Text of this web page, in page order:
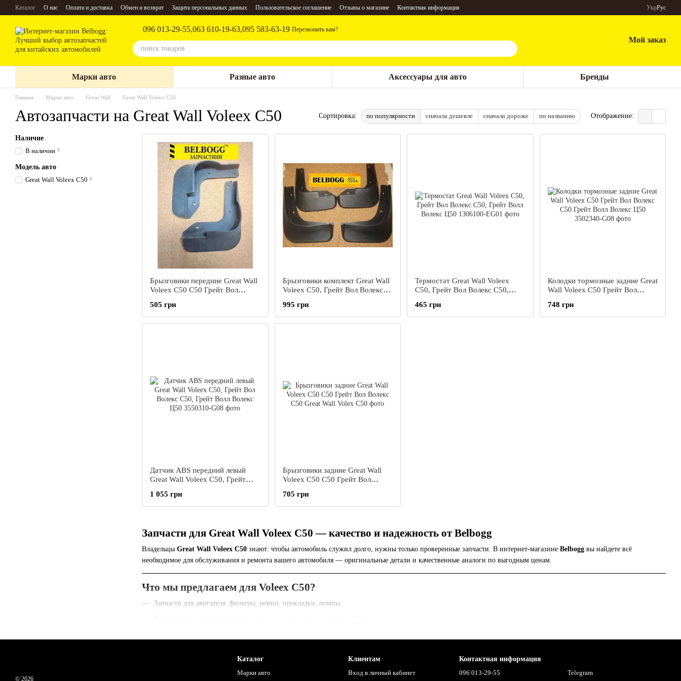
Перейти к основному контенту
Каталог О нас Оплата и доставка Обмен и возврат Защита персональных данных Пользовательское соглашение Отзывы о магазине Контактная информация УкрРус
096 013-29-55,063 610-19-63,095 583-63-19 Перезвонить вам?
Мой заказ
Марки авто Разные авто Аксессуары для авто Бренды
Главная Марки авто Great Wall Great Wall Voleex C50
Автозапчасти на Great Wall Voleex C50 Сортировка: по популярности сначала дешевле сначала дороже по названию Отображение:
Запчасти для Great Wall Voleex C50 — качество и надежность от Belbogg
Владельцы Great Wall Voleex C50 знают: чтобы автомобиль служил долго, нужны только проверенные запчасти. В интернет-магазине Belbogg вы найдете всё
необходимое для обслуживания и ремонта вашего автомобиля — оригинальные детали и качественные аналоги по выгодным ценам.
Что мы предлагаем для Voleex C50?
Запчасти для двигателя: фильтры, ремни, прокладки, помпы
Брызговики передние Great Wall
Voleex C50 C50 Грейт Вол
505 грн
Брызговики комплект Great Wall
Voleex C50, Грейт Вол Волекс
995 грн
Термостат Great Wall Voleex
C50, Грейт Вол Волекс С50,
465 грн
Колодки тормозные задние Great
Wall Voleex C50 Грейт Вол
Ц50
748 грн
Датчик ABS передний левый
Great Wall Voleex C50, Грейт
Волекс Ц50
1 055 грн
Брызговики задние Great Wall
Voleex C50 C50 Грейт Вол
705 грн
Наличие
В наличии 6
Модель авто
Great Wall Voleex C50 6
© 2026
Каталог
Марки авто
Клиентам
Вход в личный кабинет
Контактная информация
096 013-29-55
Telegram